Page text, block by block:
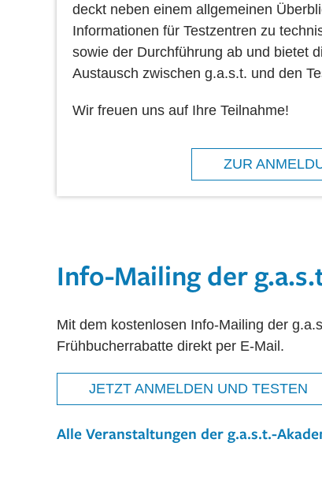
deckt neben einem allgemeinen
Informationen für Testzentren zu
sowie der Durchführung ab und bietet
Austausch zwischen g.a.s.t. und den
Wir freuen uns auf Ihre Teilnahme!
ZUR
Info-Mailing der
Mit dem kostenlosen Info-Mailing der
Frühbucherrabatte direkt per E-Mail.
JETZT ANMELDEN UND TESTEN
Alle Veranstaltungen der g.a.s.t.-